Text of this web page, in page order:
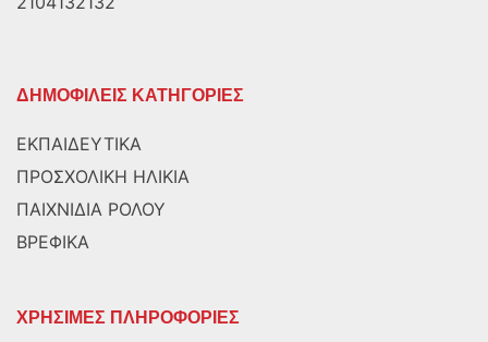
ΔΗΜΟΦΙΛΕΙΣ ΚΑΤΗΓΟΡΙΕΣ
ΕΚΠΑΙΔΕΥΤΙΚΑ
ΠΡΟΣΧΟΛΙΚΗ ΗΛΙΚΙΑ
ΠΑΙΧΝΙΔΙΑ ΡΟΛΟΥ
ΒΡΕΦΙΚΑ
ΧΡΗΣΙΜΕΣ ΠΛΗΡΟΦΟΡΙΕΣ